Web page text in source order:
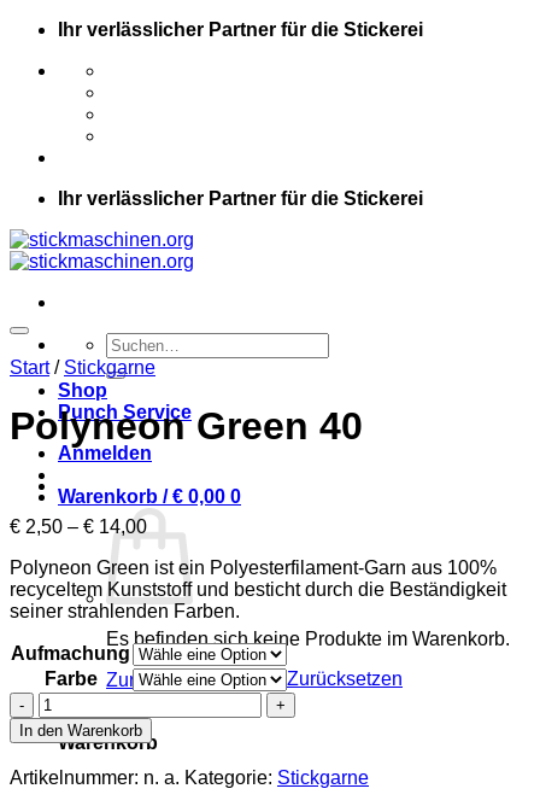
Zum
springen
Ihr verlässlicher Partner für die Stickerei
Ihr verlässlicher Partner für die Stickerei
Suche
nach:
Shop
Punch Service
Anmelden
Warenkorb /€ 0,00 0
Es befinden sich keine Produkte im Warenkorb.
Zurück zum Shop
0
Warenkorb
Start / Stickgarne
Polyneon Green 40
€ 2,50 – € 14,00Preisspanne:
€ 2,50
bis
€ 14,00
Polyneon Green ist ein Polyesterfilament-Garn aus 100%
recyceltem Kunststoff und besticht durch die Beständigkeit
seiner strahlenden Farben.
Aufmachung
Farbe
Zurücksetzen
Polyneon
Green
40
Menge
In den Warenkorb
Artikelnummer: n. a. Kategorie: Stickgarne